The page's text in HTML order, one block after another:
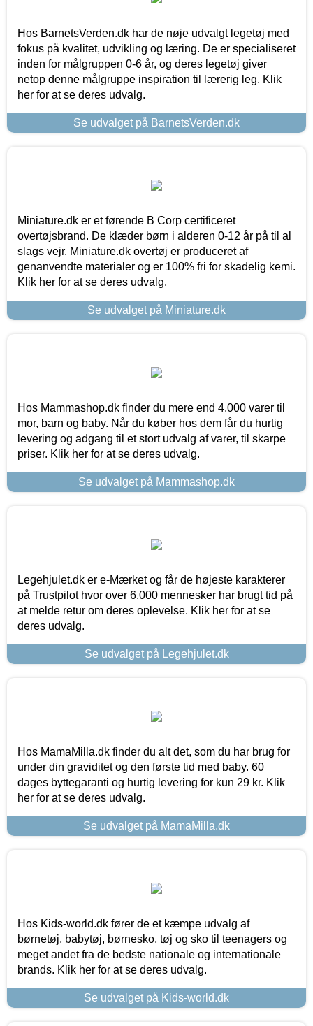
Hos BarnetsVerden.dk har de nøje udvalgt legetøj med
fokus på kvalitet, udvikling og læring. De er specialiseret
inden for målgruppen 0-6 år, og deres legetøj giver
netop denne målgruppe inspiration til lærerig leg. Klik
her for at se deres udvalg.
Se udvalget på BarnetsVerden.dk
Miniature.dk er et førende B Corp certificeret
overtøjsbrand. De klæder børn i alderen 0-12 år på til al
slags vejr. Miniature.dk overtøj er produceret af
genanvendte materialer og er 100% fri for skadelig kemi.
Klik her for at se deres udvalg.
Se udvalget på Miniature.dk
Hos Mammashop.dk finder du mere end 4.000 varer til
mor, barn og baby. Når du køber hos dem får du hurtig
levering og adgang til et stort udvalg af varer, til skarpe
priser. Klik her for at se deres udvalg.
Se udvalget på Mammashop.dk
Legehjulet.dk er e-Mærket og får de højeste karakterer
på Trustpilot hvor over 6.000 mennesker har brugt tid på
at melde retur om deres oplevelse. Klik her for at se
deres udvalg.
Se udvalget på Legehjulet.dk
Hos MamaMilla.dk finder du alt det, som du har brug for
under din graviditet og den første tid med baby. 60
dages byttegaranti og hurtig levering for kun 29 kr. Klik
her for at se deres udvalg.
Se udvalget på MamaMilla.dk
Hos Kids-world.dk fører de et kæmpe udvalg af
børnetøj, babytøj, børnesko, tøj og sko til teenagers og
meget andet fra de bedste nationale og internationale
brands. Klik her for at se deres udvalg.
Se udvalget på Kids-world.dk